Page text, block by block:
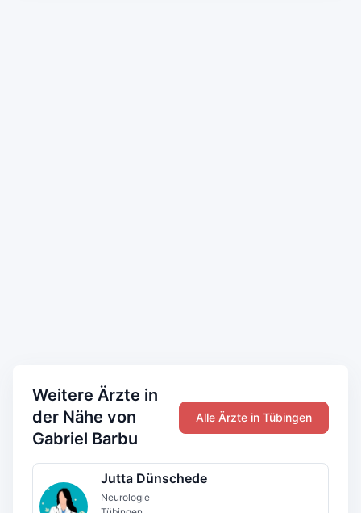
Weitere Ärzte in
der Nähe von
Gabriel Barbu
Alle Ärzte in Tübingen
Jutta Dünschede
Neurologie